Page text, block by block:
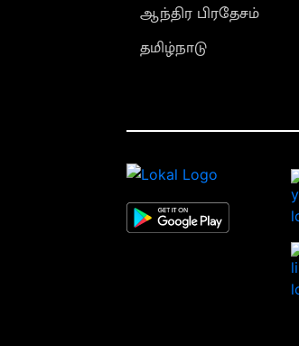
ஆந்திர பிரதேசம்
தமிழ்நாடு